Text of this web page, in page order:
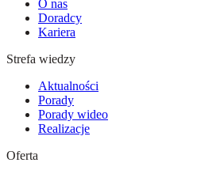
O nas
Doradcy
Kariera
Strefa wiedzy
Aktualności
Porady
Porady wideo
Realizacje
Oferta